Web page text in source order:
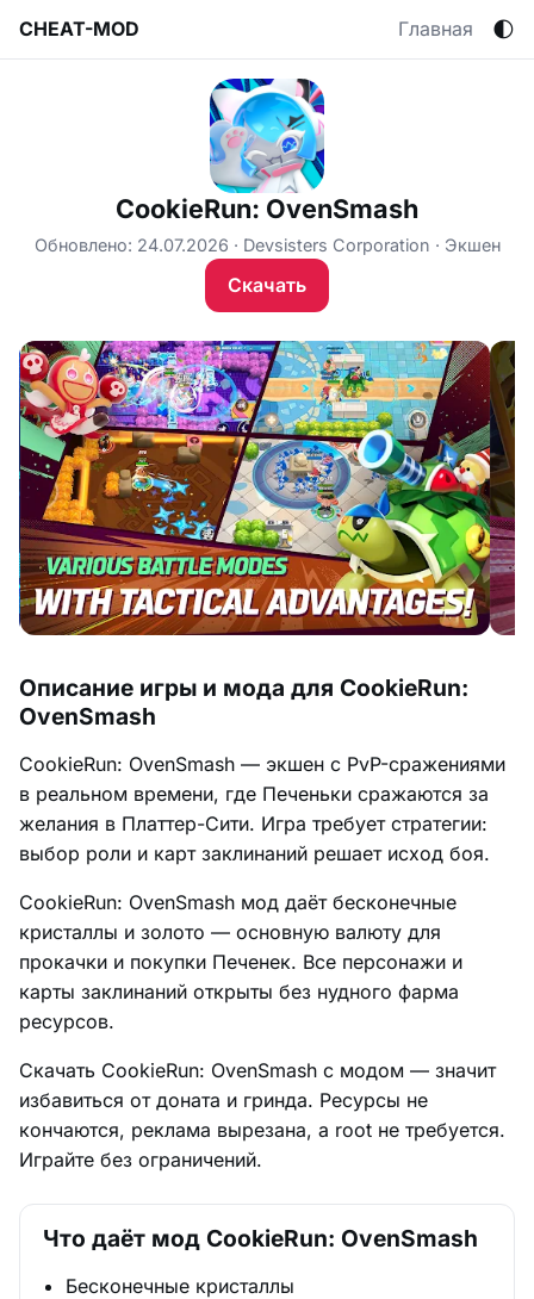
CHEAT-MOD Главная 🌓
CookieRun: OvenSmash
Обновлено: 24.07.2026 Devsisters Corporation Экшен
Скачать
Описание игры и мода для CookieRun:
OvenSmash
CookieRun: OvenSmash — экшен с PvP-сражениями
в реальном времени, где Печеньки сражаются за
желания в Платтер-Сити. Игра требует стратегии:
выбор роли и карт заклинаний решает исход боя.
CookieRun: OvenSmash мод даёт бесконечные
кристаллы и золото — основную валюту для
прокачки и покупки Печенек. Все персонажи и
карты заклинаний открыты без нудного фарма
ресурсов.
Скачать CookieRun: OvenSmash с модом — значит
избавиться от доната и гринда. Ресурсы не
кончаются, реклама вырезана, а root не требуется.
Играйте без ограничений.
Что даёт мод CookieRun: OvenSmash
Бесконечные кристаллы